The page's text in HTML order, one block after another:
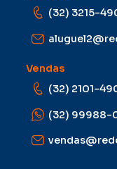
(32) 3215-
Vendas
(32) 2101-
(32) 99988-